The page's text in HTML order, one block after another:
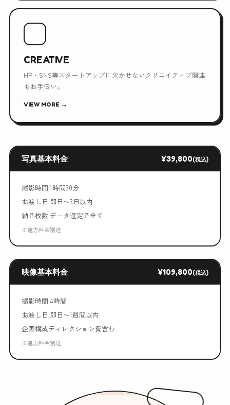
CREATIVE
HP・SNS等スタートアップに欠かせないクリエイティブ関連
もお手伝い。
VIEW MORE →
写真基本料金 ¥39,800(税込)
撮影時間:1時間30分
お渡し日:即日〜3日以内
納品枚数:データ選定品全て
※遠方料金別途
映像基本料金 ¥109,800(税込)
撮影時間:4時間
お渡し日:即日〜1週間以内
企画構成ディレクション費含む
※遠方料金別途
はじめまして!